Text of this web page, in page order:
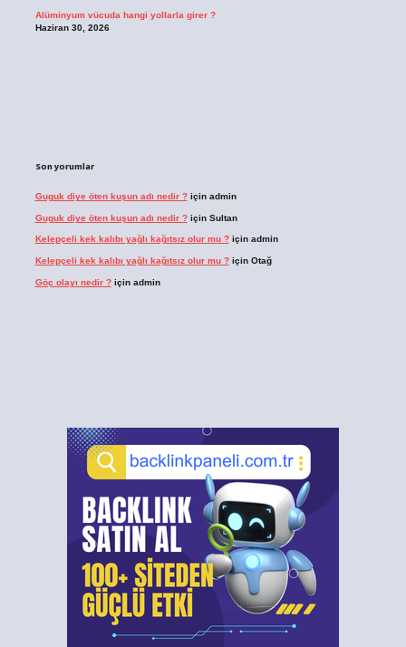
Alüminyum vücuda hangi yollarla girer ?
Haziran 30, 2026
Son yorumlar
Guguk diye öten kuşun adı nedir ?için admin
Guguk diye öten kuşun adı nedir ?için Sultan
Kelepçeli kek kalıbı yağlı kağıtsız olur mu ?için admin
Kelepçeli kek kalıbı yağlı kağıtsız olur mu ?için Otağ
Göç olayı nedir ?için admin